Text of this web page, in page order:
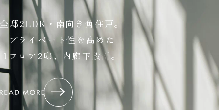
全邸2LDK・南向き角住戸。
プライベート性を高めた
1フロア2邸、内廊下設計。